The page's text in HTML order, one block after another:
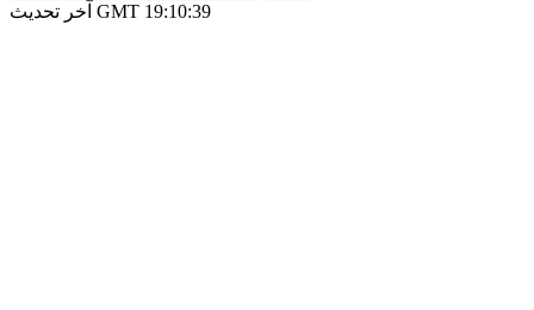
آخر تحديث GMT 19:10:39